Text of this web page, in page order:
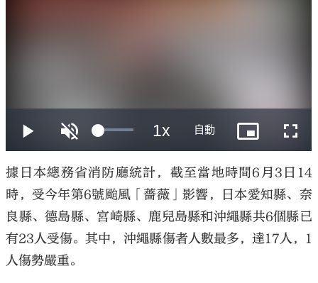
據日本總務省消防廳統計，截至當地時間6月3日14
時，受今年第6號颱風「薔薇」影響，日本愛知縣、奈
良縣、德島縣、宮崎縣、鹿兒島縣和沖繩縣共6個縣已
有23人受傷。其中，沖繩縣傷者人數最多，達17人，1
人傷勢嚴重。